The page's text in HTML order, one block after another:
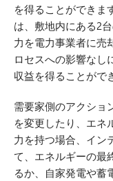
を得ることができま
は、敷地内にある2
力を電力事業者に売
ロセスへの影響なし
収益を得ることがで
需要家側のアクショ
を変更したり、エネ
力を持つ場合、イン
て、エネルギーの最
るか、自家発電や蓄